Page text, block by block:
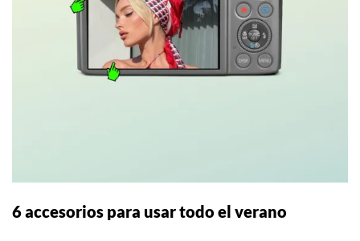
6 accesorios para usar todo el verano